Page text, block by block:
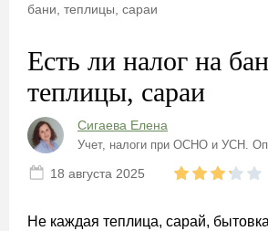
бани, теплицы, сараи
Есть ли налог на
теплицы, сараи
Сигаева Елена
Учет, налоги при ОСНО и УСН.
18 августа 2025
Не каждая теплица, сарай,